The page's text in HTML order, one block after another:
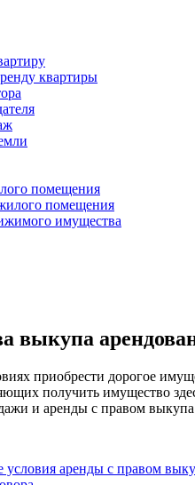
квартиры
помещения
помещения
имущества
выкупа
приобрести дорогое
получить имущество
и аренды с правом
условия аренды с правом